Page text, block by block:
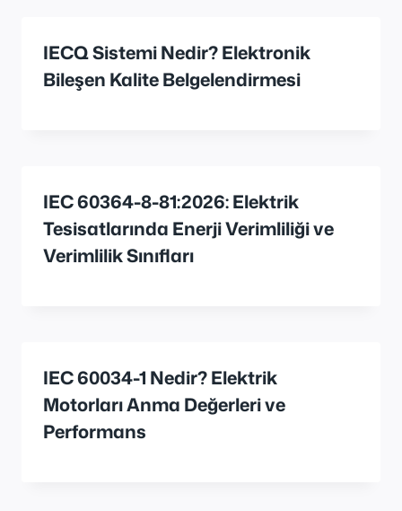
IECQ Sistemi Nedir? Elektronik
Bileşen Kalite Belgelendirmesi
IEC 60364-8-81:2026: Elektrik
Tesisatlarında Enerji Verimliliği ve
Verimlilik Sınıfları
IEC 60034-1 Nedir? Elektrik
Motorları Anma Değerleri ve
Performans